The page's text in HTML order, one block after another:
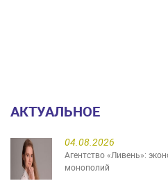
АКТУАЛЬНОЕ
04.08.2026
Агентство «Ливень»:
монополий